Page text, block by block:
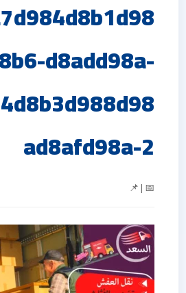
d8add98a-
ad8afd98a-2
📅 | 📌